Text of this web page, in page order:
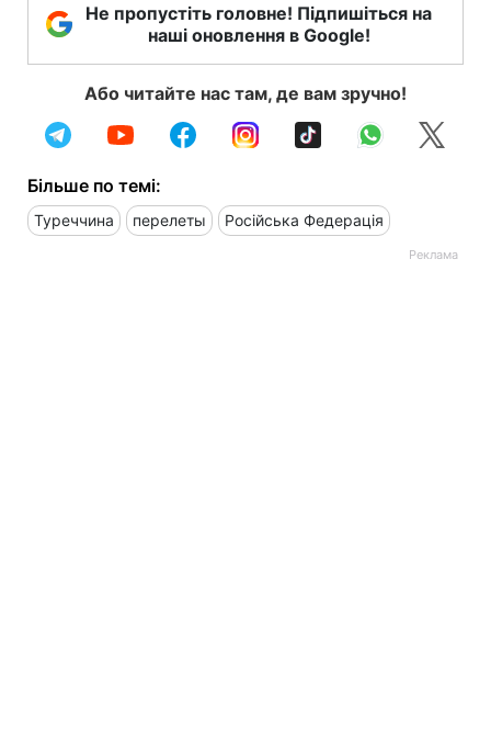
Не пропустіть головне! Підпишіться на
наші оновлення в Google!
Або читайте нас там, де вам зручно!
Більше по темі:
Туреччина перелеты Російська Федерація